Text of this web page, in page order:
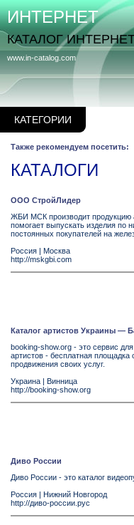
КАТЕГОРИИ
www.in-catalog.com
ИНТЕРНЕТ
КАТАЛОГ
Также рекомендуем посетить:
КАТАЛОГИ
ООО СтройЛидер
ЖБИ МСК производит продукцию
помогает выпускать изделия по
постоянных покупателей на
Россия | Москва
http://mskgbi.com
Каталог артистов Украины —
booking-show.org - это сервис
артистов - бесплатная
продвижения своих услуг.
Украина | Винница
http://booking-show.org
Диво России
Диво России - это каталог
Россия | Нижний Новгород
http://диво-россии.рус